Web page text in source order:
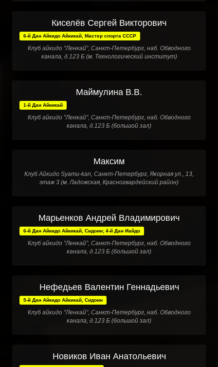
Киселёв Сергей Викторович
6-й Дан Айкидо Айкикай, Мастер спорта СССР
Клуб айкидо "Ленкай", Санкт-Петербург, наб. Обводного
канала, д.123 Б (м. Технологический институт)
Маймулина В.В.
1-й Дан Айкикай
Клуб айкидо "Ленкай", Санкт-Петербург, наб. Обводного
канала, д.123 Б (большой зал)
Максим
Клуб Айкидо Syamu-kan, Санкт-Петербург, Якорная ул., 13,
этаж 3 (м. Ладожская, Красногвардейский район)
Марьенков Андрей Владимирович
6-й Дан Айкидо Айкикай, Сидоин; 4-й Дан Иайдо
Клуб айкидо "Ленкай", Санкт-Петербург, наб. Обводного
канала, д.123 Б (большой зал)
Нефедьев Валентин Геннадьевич
5-й Дан Айкидо Айкикай, Сидоин
Клуб айкидо "Ленкай", Санкт-Петербург, наб. Обводного
канала, д.123 Б (большой зал)
Новиков Иван Анатольевич